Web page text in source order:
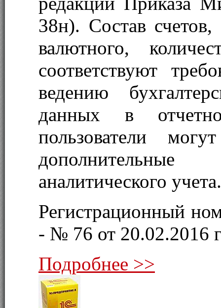
38н). Состав счетов,
валютного,
соответствуют
ведению
данных в
пользователи
аналитического учета.
Регистрационный
- № 76 от 20.02.2016
Подробнее >>